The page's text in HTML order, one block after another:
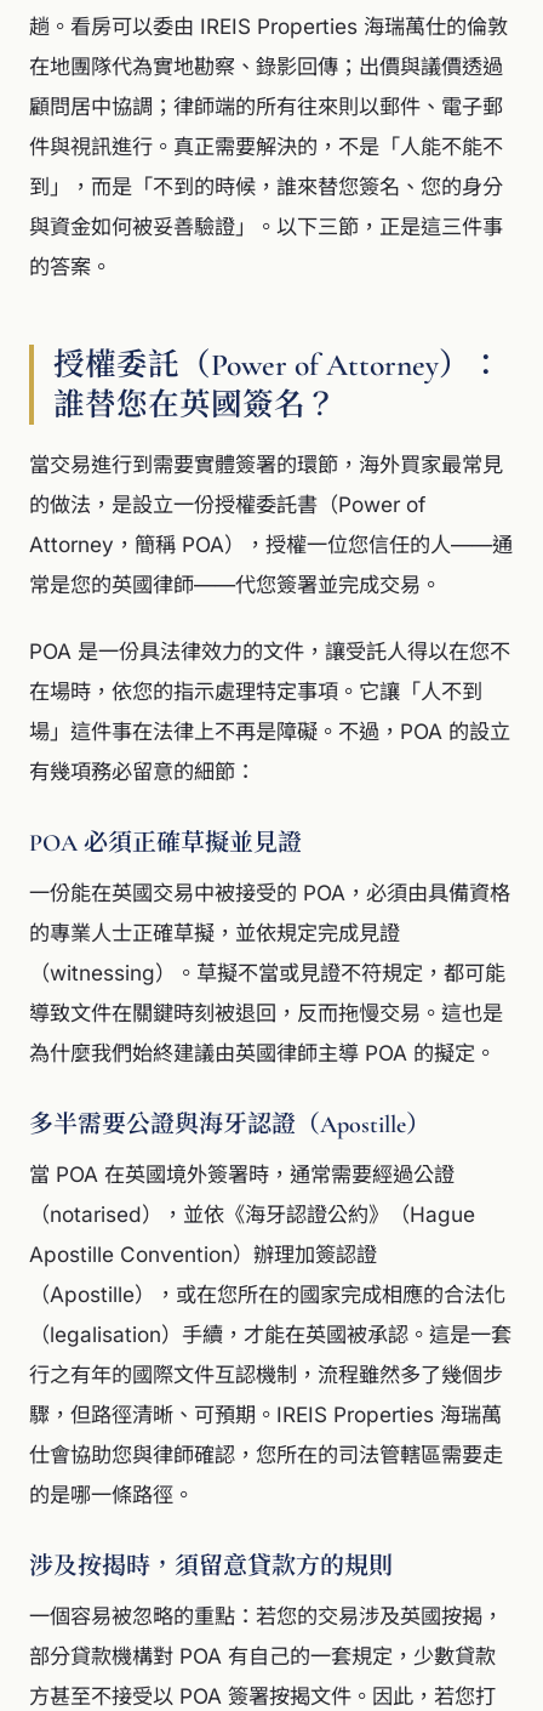
趟。看房可以委由 IREIS Properties 海瑞萬仕的倫敦
在地團隊代為實地勘察、錄影回傳；出價與議價透過
顧問居中協調；律師端的所有往來則以郵件、電子郵
件與視訊進行。真正需要解決的，不是「人能不能不
到」，而是「不到的時候，誰來替您簽名、您的身分
與資金如何被妥善驗證」。以下三節，正是這三件事
的答案。
授權委託（Power of Attorney）：
誰替您在英國簽名？
當交易進行到需要實體簽署的環節，海外買家最常見
的做法，是設立一份授權委託書（Power of
Attorney，簡稱 POA），授權一位您信任的人——通
常是您的英國律師——代您簽署並完成交易。
POA 是一份具法律效力的文件，讓受託人得以在您不
在場時，依您的指示處理特定事項。它讓「人不到
場」這件事在法律上不再是障礙。不過，POA 的設立
有幾項務必留意的細節：
POA 必須正確草擬並見證
一份能在英國交易中被接受的 POA，必須由具備資格
的專業人士正確草擬，並依規定完成見證
（witnessing）。草擬不當或見證不符規定，都可能
導致文件在關鍵時刻被退回，反而拖慢交易。這也是
為什麼我們始終建議由英國律師主導 POA 的擬定。
多半需要公證與海牙認證（Apostille）
當 POA 在英國境外簽署時，通常需要經過公證
（notarised），並依《海牙認證公約》（Hague
Apostille Convention）辦理加簽認證
（Apostille），或在您所在的國家完成相應的合法化
（legalisation）手續，才能在英國被承認。這是一套
行之有年的國際文件互認機制，流程雖然多了幾個步
驟，但路徑清晰、可預期。IREIS Properties 海瑞萬
仕會協助您與律師確認，您所在的司法管轄區需要走
的是哪一條路徑。
涉及按揭時，須留意貸款方的規則
一個容易被忽略的重點：若您的交易涉及英國按揭，
部分貸款機構對 POA 有自己的一套規定，少數貸款
方甚至不接受以 POA 簽署按揭文件。因此，若您打